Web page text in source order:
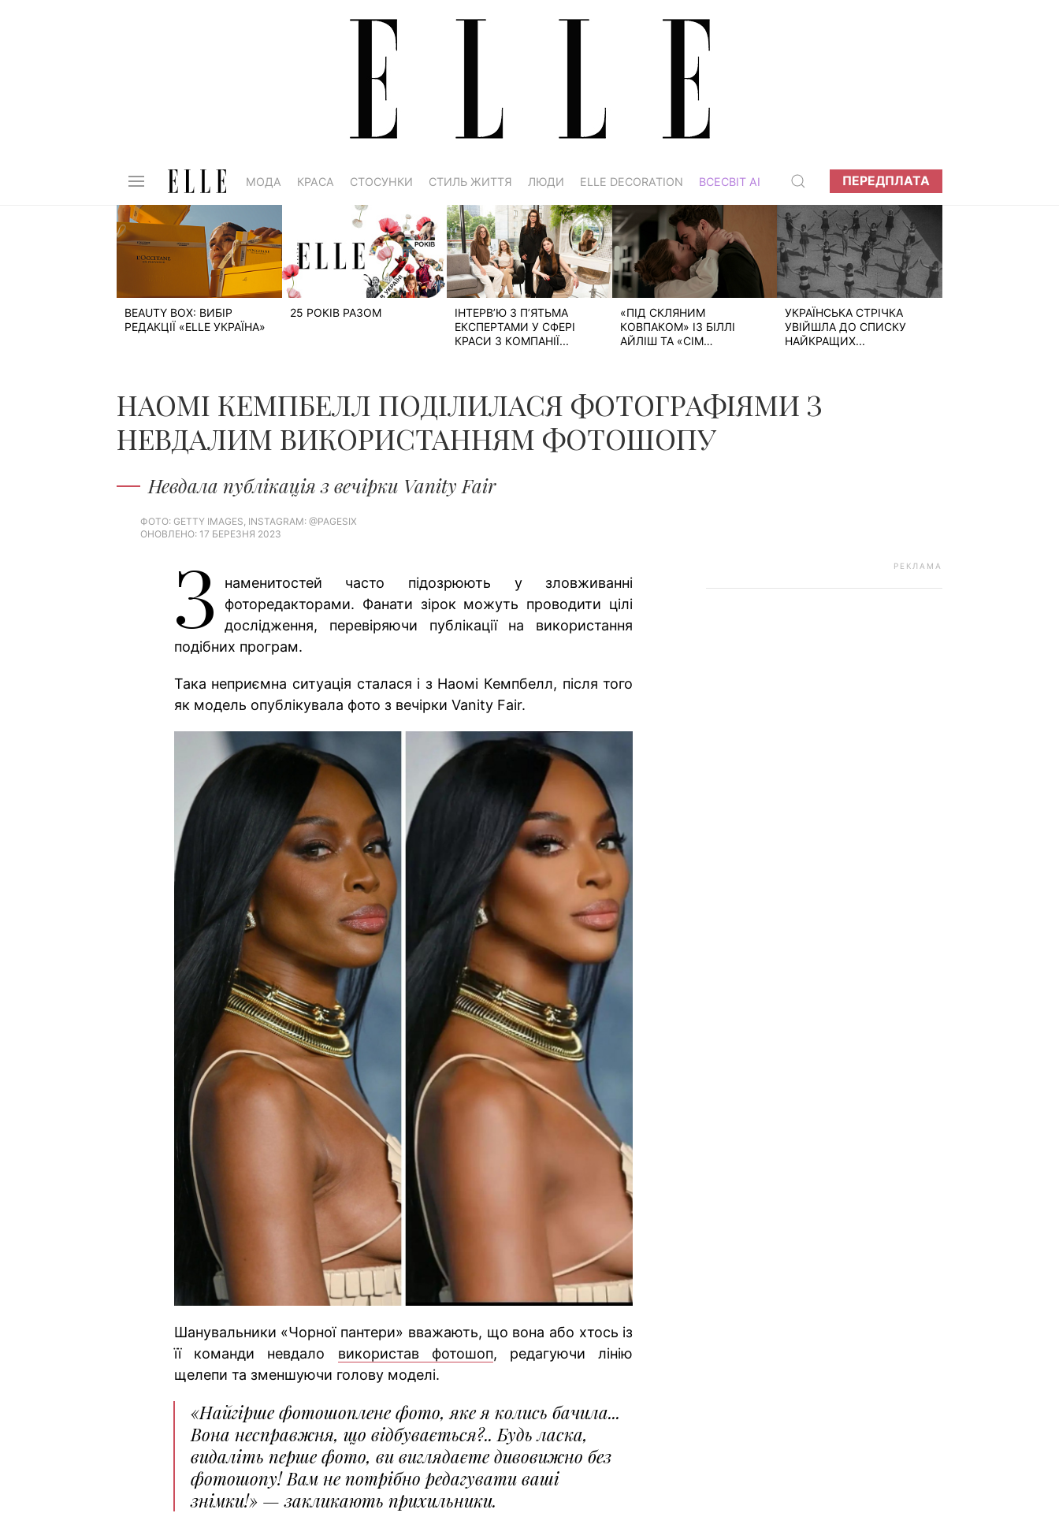
МОДА КРАСА СТОСУНКИ СТИЛЬ ЖИТТЯ ЛЮДИ ELLE DECORATION ВСЕСВІТ АІ ПЕРЕДПЛАТА
BEAUTY BOX: ВИБІР
РЕДАКЦІЇ «ELLE УКРАЇНА»
25 РОКІВ РАЗОМ
ІНТЕРВ’Ю З П’ЯТЬМА
ЕКСПЕРТАМИ У СФЕРІ
КРАСИ З КОМПАНІЇ...
«ПІД СКЛЯНИМ
КОВПАКОМ» ІЗ БІЛЛІ
АЙЛІШ ТА «СІМ
УКРАЇНСЬКА СТРІЧКА
УВІЙШЛА ДО СПИСКУ
НАЙКРАЩИХ...
НАОМІ КЕМПБЕЛЛ ПОДІЛИЛАСЯ ФОТОГРАФІЯМИ З
НЕВДАЛИМ ВИКОРИСТАННЯМ ФОТОШОПУ
Невдала публікація з вечірки Vanity Fair
ФОТО: GETTY IMAGES, INSTAGRAM: @PAGESIX
ОНОВЛЕНО: 17 БЕРЕЗНЯ 2023
З
наменитостей часто підозрюють у зловживанні
фоторедакторами. Фанати зірок можуть проводити цілі
дослідження, перевіряючи публікації на використання
подібних програм.
Така неприємна ситуація сталася і з Наомі Кемпбелл, після того
як модель опублікувала фото з вечірки Vanity Fair.
Шанувальники «Чорної пантери» вважають, що вона або хтось із
її команди невдало використав фотошоп, редагуючи лінію
щелепи та зменшуючи голову моделі.
«Найгірше фотошоплене фото, яке я колись бачила...
Вона несправжня, що відбувається?.. Будь ласка,
видаліть перше фото, ви виглядаєте дивовижно без
фотошопу! Вам не потрібно редагувати ваші
знімки!» — закликають прихильники.
РЕКЛАМА